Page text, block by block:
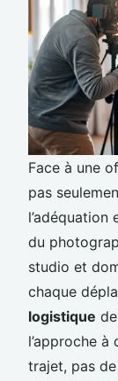
Face à une
pas
du
studio et
chaque
logistique
l’approche
trajet, pas